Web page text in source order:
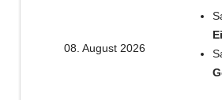
08. August 2026